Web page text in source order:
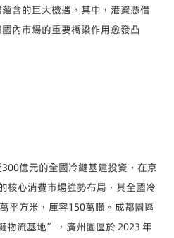
含的巨大機遇。其中，港資憑借
內市場的重要橋梁作用愈發凸
億元的全國冷鏈基建投資，在京
核心消費市場強勢布局，其全國冷
平方米，庫容150萬噸。成都園區
物流基地” ，廣州園區於 2023 年